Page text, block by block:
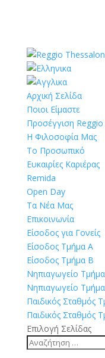
Αρχική Σελίδα
Ποιοι Είμαστε
Προσέγγιση Reggio
Η Φιλοσοφία Μας
Το Προσωπικό
Ευκαιρίες Καριέρας
Remida
Open Day
Τα Νέα Μας
Επικοινωνία
Είσοδος για Γονείς
Είσοδος Τμήμα Α
Είσοδος Τμήμα Β
Νηπιαγωγείο
Νηπιαγωγείο
Παιδικός Σταθμός
Παιδικός Σταθμός
Επιλογή Σελίδας